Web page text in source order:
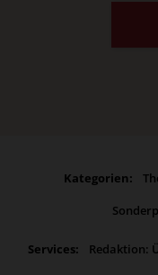
Kategorien:
Services: Redaktion: